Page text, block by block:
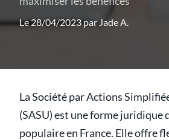
Le 28/04/2023 par Jade A.
La Société par Actions
(SASU) est une forme juridique
populaire en France. Elle offre